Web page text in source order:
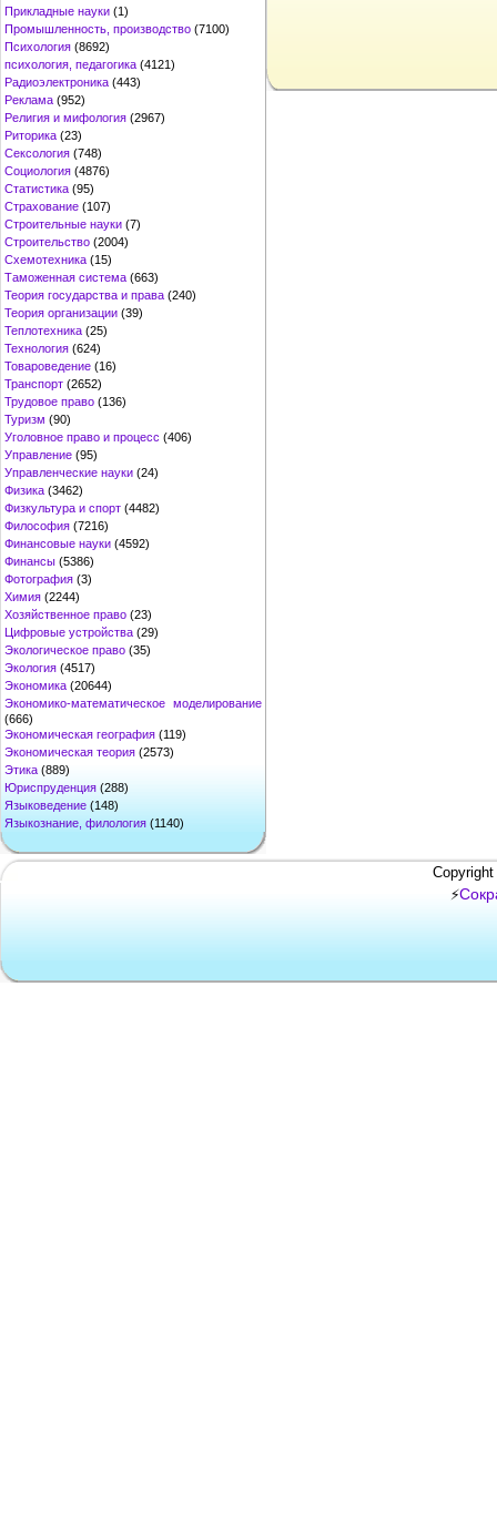
Прикладные науки (1)
Промышленность, производство (7100)
Психология (8692)
психология, педагогика (4121)
Радиоэлектроника (443)
Реклама (952)
Религия и мифология (2967)
Риторика (23)
Сексология (748)
Социология (4876)
Статистика (95)
Страхование (107)
Строительные науки (7)
Строительство (2004)
Схемотехника (15)
Таможенная система (663)
Теория государства и права (240)
Теория организации (39)
Теплотехника (25)
Технология (624)
Товароведение (16)
Транспорт (2652)
Трудовое право (136)
Туризм (90)
Уголовное право и процесс (406)
Управление (95)
Управленческие науки (24)
Физика (3462)
Физкультура и спорт (4482)
Философия (7216)
Финансовые науки (4592)
Финансы (5386)
Фотография (3)
Химия (2244)
Хозяйственное право (23)
Цифровые устройства (29)
Экологическое право (35)
Экология (4517)
Экономика (20644)
Экономико-математическое моделирование
(666)
Экономическая география (119)
Экономическая теория (2573)
Этика (889)
Юриспруденция (288)
Языковедение (148)
Языкознание, филология (1140)
⚡